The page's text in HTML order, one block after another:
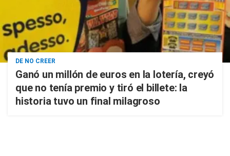
DE NO CREER
Ganó un millón de euros en la lotería, creyó
que no tenía premio y tiró el billete: la
historia tuvo un final milagroso